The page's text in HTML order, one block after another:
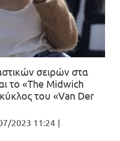
σειρών στα
το «The Midwich
του «Van Der
2023 11:24 |